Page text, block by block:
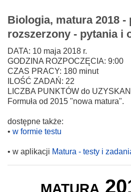
Biologia, matura 2018 -
rozszerzony - pytania i
DATA: 10 maja 2018 r.
GODZINA ROZPOCZĘCIA: 9:00
CZAS PRACY: 180 minut
ILOŚĆ ZADAŃ: 22
LICZBA PUNKTÓW do
Formuła od 2015 "nowa matura".
dostępne także:
• w formie testu
• w aplikacji Matura - testy i
matura